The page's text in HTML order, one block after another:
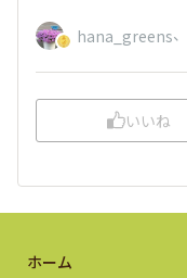
hana_greens、
いいね
ホーム